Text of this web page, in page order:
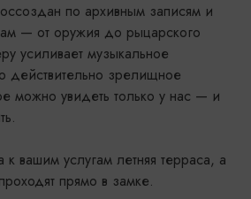
по архивным записям и
— от оружия до рыцарского
усиливает музыкальное
действительно зрелищное
можно увидеть только у нас — и
вашим услугам летняя терраса, а
прямо в замке.